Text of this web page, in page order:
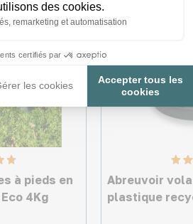
des cookies.
remarketing et automatisation
certifiés par
les cookies
Accepter tous les
cookies
à pieds en
4Kg
Abreuvoir
plastique